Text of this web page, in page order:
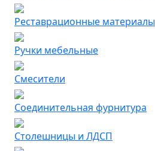
Реставрационные материалы
Ручки мебельные
Смесители
Соединительная фурнитура
Столешницы и ЛДСП